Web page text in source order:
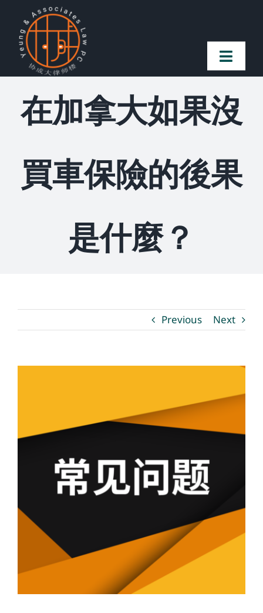
content
Toggle
首頁
案件簡介
博客
聯絡電話：(437) 990-0999
在加拿大如果沒
買車保險的後果
是什麼？
Previous Next